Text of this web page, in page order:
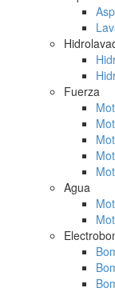
Fuerza
Agua